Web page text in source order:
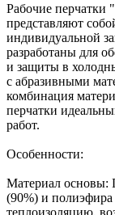
Рабочие
представляют
индивидуальной
разработаны для
и защиты в
с абразивными
комбинация
перчатки
работ.
Особенности:
Материал основы:
(90%) и полиэфира
теплоизоляцию,